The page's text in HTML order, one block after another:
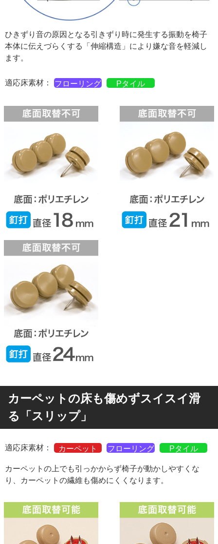
ひきずり音の原因となる引きずり時に発生する振動を椅子
本体に伝えづらくする「伸縮構造」により嫌な音を軽減し
ます。
適応床素材： フローリング Pタイル
カーペットの床も傷めずスイスイ滑
る「スリップ」
適応床素材： カーペット フローリング Pタイル
カーペットの上でも引っかからず椅子が動かしやすくな
り、カーペットの繊維も傷めにくくなります。